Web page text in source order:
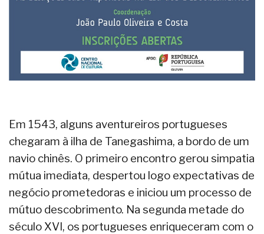
Em 1543, alguns aventureiros portugueses
chegaram à ilha de Tanegashima, a bordo de um
navio chinês. O primeiro encontro gerou simpatia
mútua imediata, despertou logo expectativas de
negócio prometedoras e iniciou um processo de
mútuo descobrimento. Na segunda metade do
século XVI, os portugueses enriqueceram com o